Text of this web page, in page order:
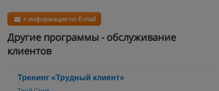
+ информация по E-mail
Другие программы - обслуживание
клиентов
Тренинг «Трудный клиент»